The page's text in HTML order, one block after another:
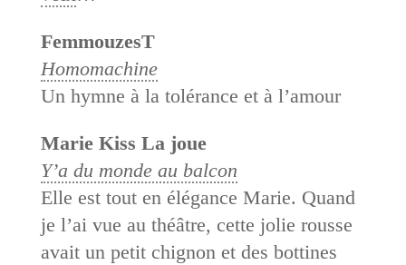
FemmouzesT
Homomachine
Un hymne à la tolérance et à l’amour
Marie Kiss La joue
Y’a du monde au balcon
Elle est tout en élégance Marie. Quand
je l’ai vue au théâtre, cette jolie rousse
avait un petit chignon et des bottines